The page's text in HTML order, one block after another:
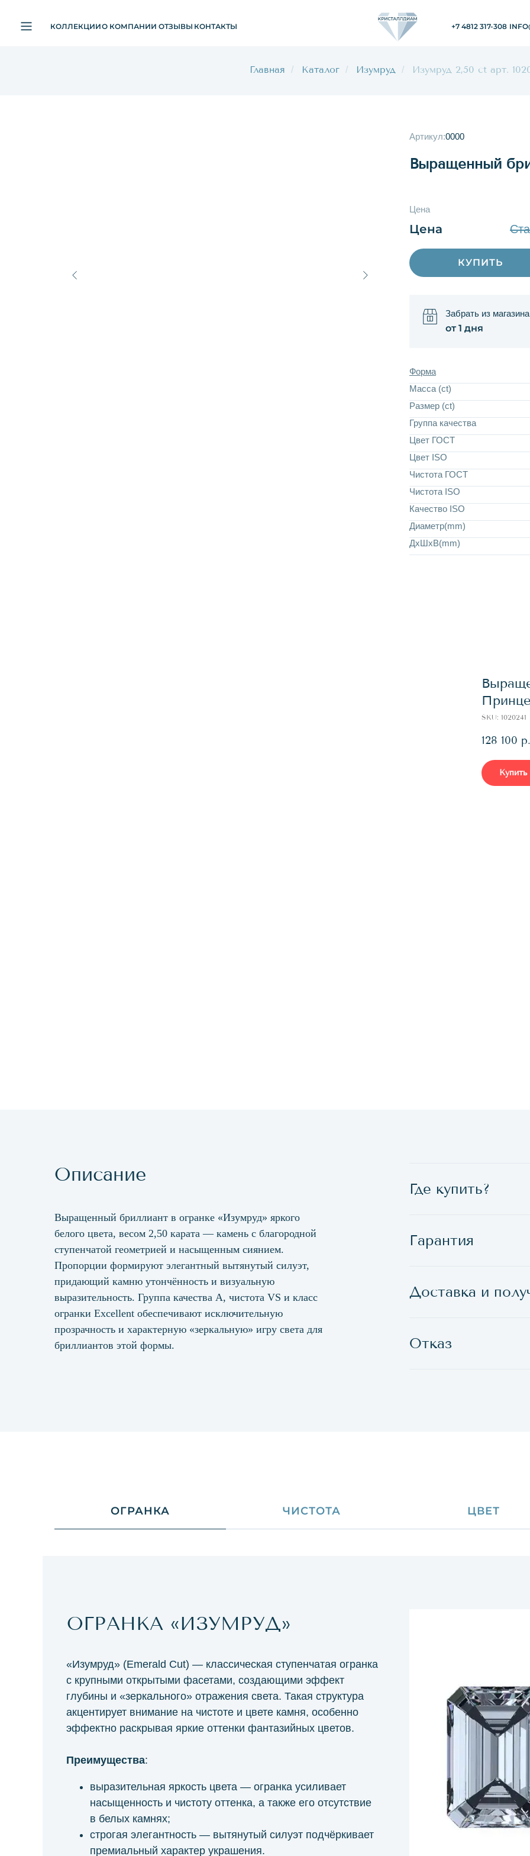
КОЛЛЕКЦИИО КОМПАНИИ ОТЗЫВЫ КОНТАКТЫ +7 4812 317-308
Главная / Каталог / Изумруд / Изумруд 2,50 ct арт.
от 1 дня
Забрать из магазина
Выращенный
Артикул:0000
Форма
Масса (ct)
Размер (ct)
Группа качества
Цвет ГОСТ
Цвет ISO
Чистота ГОСТ
Чистота ISO
Качество ISO
Диаметр(mm)
ДхШхВ(mm)
Цена
Цена
КУПИТЬ
SKU: 1020241
128 100 р.
Купить
Описание
Выращенный бриллиант в огранке «Изумруд» яркого
белого цвета, весом 2,50 карата — камень с благородной
ступенчатой геометрией и насыщенным сиянием.
Пропорции формируют элегантный вытянутый силуэт,
придающий камню утончённость и визуальную
выразительность. Группа качества А, чистота VS и класс
огранки Excellent обеспечивают исключительную
прозрачность и характерную «зеркальную» игру света для
бриллиантов этой формы.
Где купить?
Гарантия
Доставка и
Отказ
ОГРАНКА ЧИСТОТА ЦВЕТ
«Изумруд» (Emerald Cut) — классическая ступенчатая огранка
с крупными открытыми фасетами, создающими эффект
глубины и «зеркального» отражения света. Такая структура
акцентирует внимание на чистоте и цвете камня, особенно
эффектно раскрывая яркие оттенки фантазийных цветов.
Преимущества:
выразительная яркость цвета — огранка усиливает
насыщенность и чистоту оттенка, а также его отсутствие
в белых камнях;
строгая элегантность — вытянутый силуэт подчёркивает
премиальный характер украшения.
ОГРАНКА «ИЗУМРУД»